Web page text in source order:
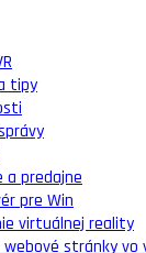
tipy
a predajne
pre Win
virtuálnej reality
webové stránky